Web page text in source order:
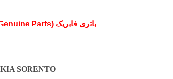
باتری فابریک (Genuine Parts) کیا سورنتو
KIA SORENTO